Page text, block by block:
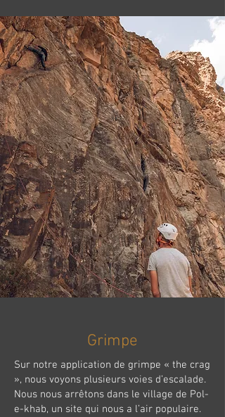
Grimpe
Sur notre application de grimpe « the crag
», nous voyons plusieurs voies d’escalade.
Nous nous arrêtons dans le village de Pol-
e-khab, un site qui nous a l’air populaire.